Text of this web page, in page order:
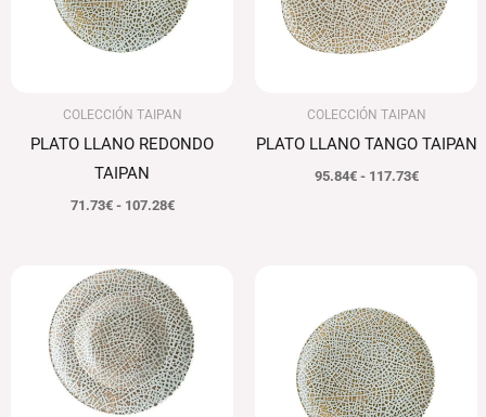
COLECCIÓN TAIPAN
PLATO LLANO REDONDO
TAIPAN
71.73€ - 107.28€
COLECCIÓN TAIPAN
PLATO LLANO TANGO TAIPAN
95.84€ - 117.73€
de
precios:
desde
88.43€
hasta
95.33€
original
era:
94.85€.
es:
92.00€.